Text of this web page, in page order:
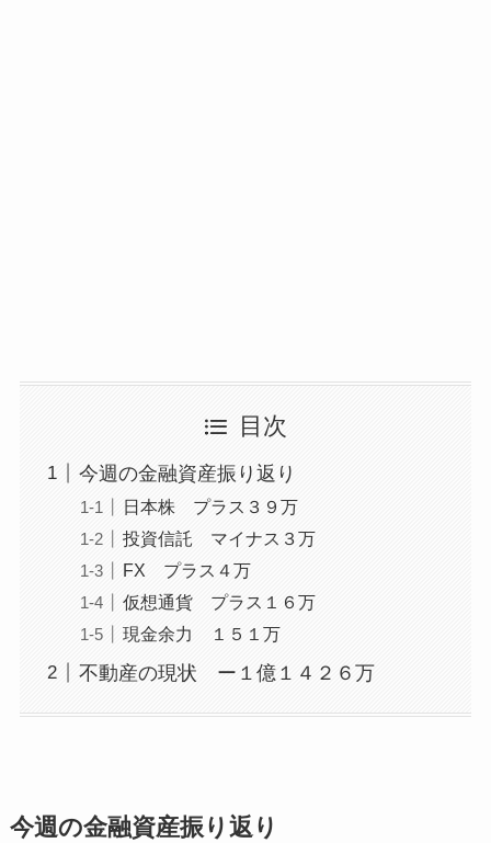
目次
今週の金融資産振り返り
日本株 プラス３９万
投資信託 マイナス３万
FX プラス４万
仮想通貨 プラス１６万
現金余力 １５１万
不動産の現状 ー１億１４２６万
今週の金融資産振り返り